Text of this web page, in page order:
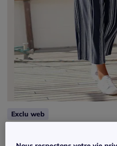
Exclu web